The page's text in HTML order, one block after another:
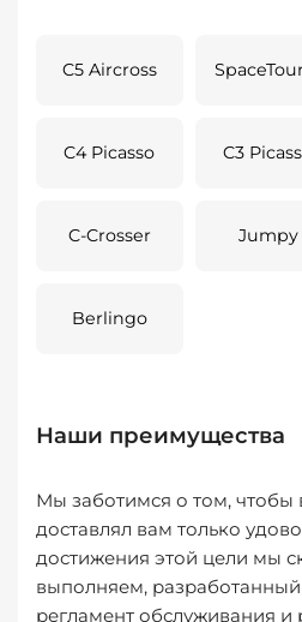
C5 Aircross
C4 Picasso C3
C-Crosser Jumpy
Berlingo
Наши преимущества
Мы заботимся о том, чтобы
доставлял вам только
достижения этой цели мы
выполняем,
регламент обслуживания и